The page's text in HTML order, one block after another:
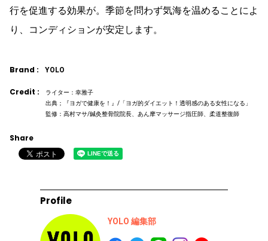
行を促進する効果が。季節を問わず気海を温めることによ
り、コンディションが安定します。
Brand : YOLO
Credit :
ライター：幸雅子
出典；『ヨガで健康を！』/「ヨガ的ダイエット！透明感のある女性になる」
監修：高村マサ/鍼灸整骨院院長、あん摩マッサージ指圧師、柔道整復師
Share
Profile
YOLO 編集部